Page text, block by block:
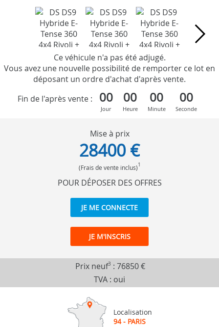
Ce véhicule n'a pas été adjugé.
Vous avez une nouvelle possibilité de remporter ce lot en
déposant un ordre d'achat d'après vente.
Fin de l'après vente :
00
Jour
00
Heure
00
Minute
00
Seconde
Mise à prix
28400 €
(Frais de vente inclus)1
POUR DÉPOSER DES OFFRES
JE ME CONNECTE
JE M'INSCRIS
Prix neuf3 : 76850 €
TVA : oui
Localisation
94 - PARIS